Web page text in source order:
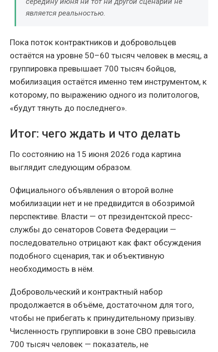
является реальностью.
Пока поток контрактников и добровольцев
остаётся на уровне 50–60 тысяч человек в месяц, а
группировка превышает 700 тысяч бойцов,
мобилизация остаётся именно тем инструментом, к
которому, по выражению одного из политологов,
«будут тянуть до последнего».
Итог: чего ждать и что делать
По состоянию на 15 июня 2026 года картина
выглядит следующим образом.
Официального объявления о второй волне
мобилизации нет и не предвидится в обозримой
перспективе. Власти — от президентской пресс-
службы до сенаторов Совета Федерации —
последовательно отрицают как факт обсуждения
подобного сценария, так и объективную
необходимость в нём.
Добровольческий и контрактный набор
продолжается в объёме, достаточном для того,
чтобы не прибегать к принудительному призыву.
Численность группировки в зоне СВО превысила
700 тысяч человек — показатель, не